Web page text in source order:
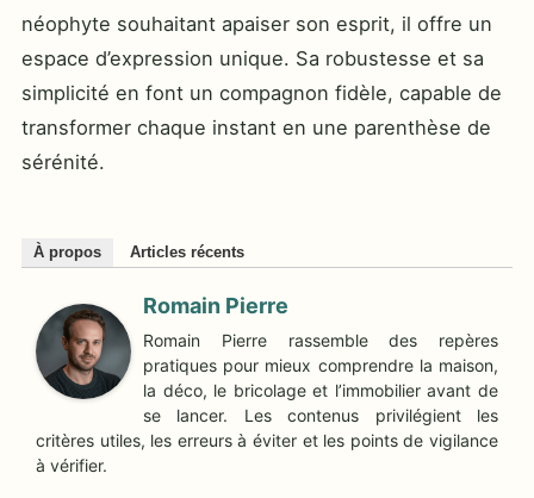
néophyte souhaitant apaiser son esprit, il offre un
espace d’expression unique. Sa robustesse et sa
simplicité en font un compagnon fidèle, capable de
transformer chaque instant en une parenthèse de
sérénité.
À propos Articles récents
Romain Pierre
Romain Pierre rassemble des repères
pratiques pour mieux comprendre la maison,
la déco, le bricolage et l’immobilier avant de
se lancer. Les contenus privilégient les
critères utiles, les erreurs à éviter et les points de vigilance
à vérifier.